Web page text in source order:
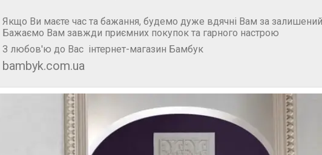
Якщо Ви маєте час та бажання, будемо дуже вдячні Вам за залишений
Бажаємо Вам завжди приємних покупок та гарного настрою
З любов'ю до Вас інтернет-магазин Бамбук
bambyk.com.ua